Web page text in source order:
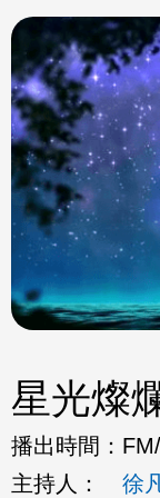
星光燦
播出時間：
主持人：
徐